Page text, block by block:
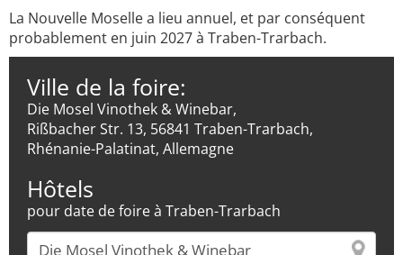
La Nouvelle Moselle a lieu annuel, et par conséquent
probablement en juin 2027 à Traben-Trarbach.
Ville de la foire:
Die Mosel Vinothek & Winebar,
Rißbacher Str. 13, 56841 Traben-Trarbach,
Rhénanie-Palatinat, Allemagne
Hôtels
pour date de foire à Traben-Trarbach